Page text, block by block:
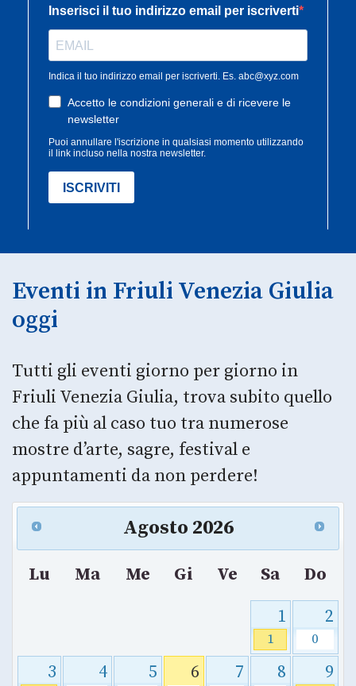
Eventi in Friuli Venezia Giulia
oggi
Tutti gli eventi giorno per giorno in
Friuli Venezia Giulia, trova subito quello
che fa più al caso tuo tra numerose
mostre d’arte, sagre, festival e
appuntamenti da non perdere!
Agosto 2026
Lu Ma Me Gi Ve Sa
Do
1
1
2
0
3 4 5 6 7 8 9